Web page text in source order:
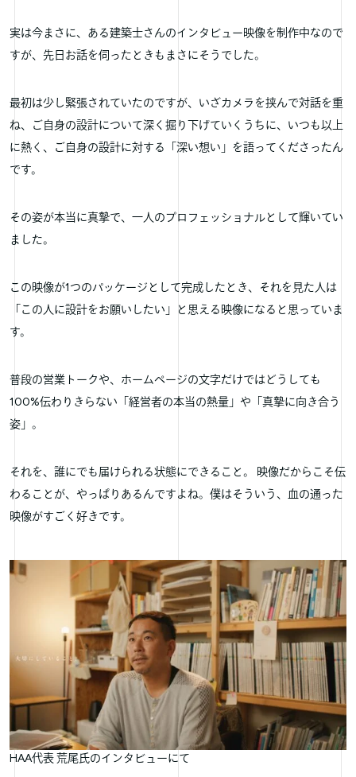
実は今まさに、ある建築士さんのインタビュー映像を制作中なので
すが、先日お話を伺ったときもまさにそうでした。
最初は少し緊張されていたのですが、いざカメラを挟んで対話を重
ね、ご自身の設計について深く掘り下げていくうちに、いつも以上
に熱く、ご自身の設計に対する「深い想い」を語ってくださったん
です。
その姿が本当に真摯で、一人のプロフェッショナルとして輝いてい
ました。
この映像が1つのパッケージとして完成したとき、それを見た人は
「この人に設計をお願いしたい」と思える映像になると思っていま
す。
普段の営業トークや、ホームページの文字だけではどうしても
100%伝わりきらない「経営者の本当の熱量」や「真摯に向き合う
姿」。
それを、誰にでも届けられる状態にできること。 映像だからこそ伝
わることが、やっぱりあるんですよね。僕はそういう、血の通った
映像がすごく好きです。
HAA代表 荒尾氏のインタビューにて